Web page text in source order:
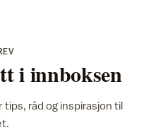
i innboksen
råd og inspirasjon til